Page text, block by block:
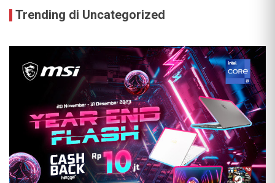
Trending di Uncategorized